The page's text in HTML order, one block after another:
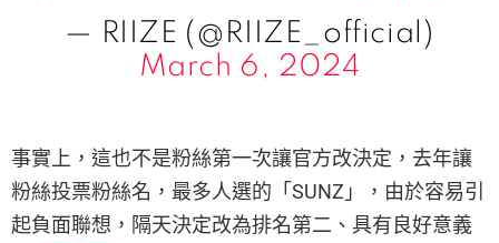
— RIIZE (@RIIZE_official)
March 6, 2024
事實上，這也不是粉絲第一次讓官方改決定，去年讓
粉絲投票粉絲名，最多人選的「SUNZ」，由於容易引
起負面聯想，隔天決定改為排名第二、具有良好意義